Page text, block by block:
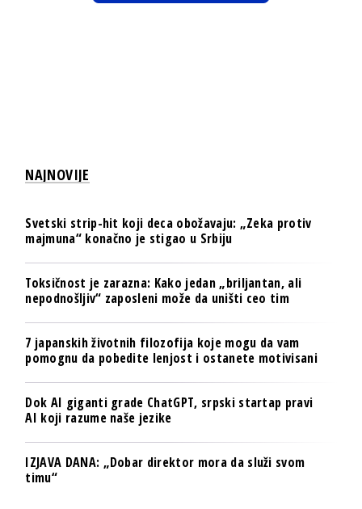
NAJNOVIJE
Svetski strip-hit koji deca obožavaju: „Zeka protiv
majmuna“ konačno je stigao u Srbiju
Toksičnost je zarazna: Kako jedan „briljantan, ali
nepodnošljiv“ zaposleni može da uništi ceo tim
7 japanskih životnih filozofija koje mogu da vam
pomognu da pobedite lenjost i ostanete motivisani
Dok AI giganti grade ChatGPT, srpski startap pravi
AI koji razume naše jezike
IZJAVA DANA: „Dobar direktor mora da služi svom
timu“